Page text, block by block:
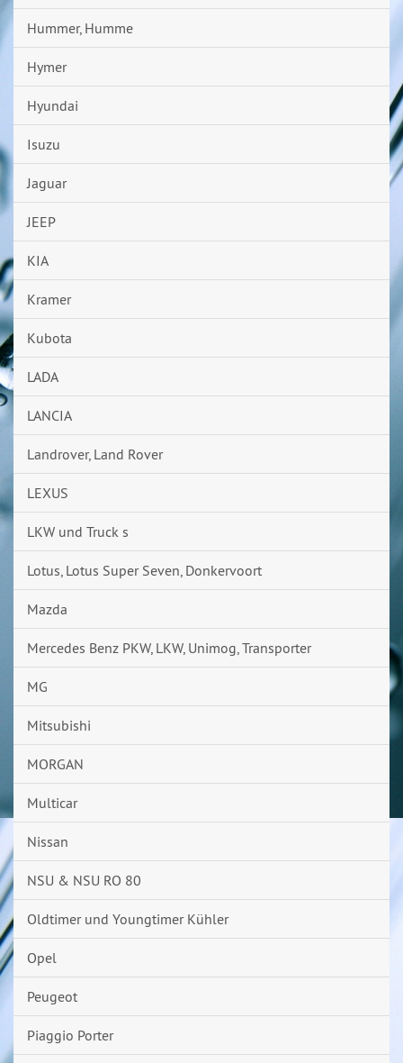
Hummer, Humme
Hymer
Hyundai
Isuzu
Jaguar
JEEP
KIA
Kramer
Kubota
LADA
LANCIA
Landrover, Land Rover
LEXUS
LKW und Truck s
Lotus, Lotus Super Seven, Donkervoort
Mazda
Mercedes Benz PKW, LKW, Unimog, Transporter
MG
Mitsubishi
MORGAN
Multicar
Nissan
NSU & NSU RO 80
Oldtimer und Youngtimer Kühler
Opel
Peugeot
Piaggio Porter